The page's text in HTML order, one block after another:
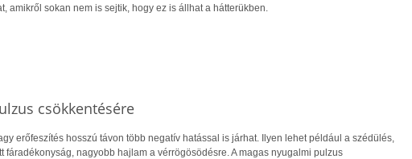
amikről sokan nem is sejtik, hogy ez is állhat a hátterükben.
csökkentésére
erőfeszítés hosszú távon több negatív hatással is járhat. Ilyen lehet például a szédülés,
fáradékonyság, nagyobb hajlam a vérrögösödésre. A magas nyugalmi pulzus